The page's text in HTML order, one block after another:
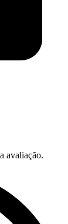
avaliação.